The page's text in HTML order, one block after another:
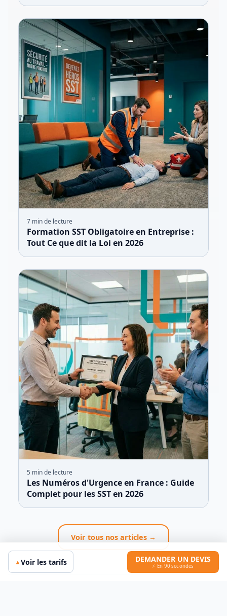
7 min de lecture
Formation SST Obligatoire en Entreprise :
Tout Ce que dit la Loi en 2026
5 min de lecture
Les Numéros d'Urgence en France : Guide
Complet pour les SST en 2026
Voir tous nos articles →
▲Voir les tarifs DEMANDER UN DEVIS
⚡ En 90 secondes